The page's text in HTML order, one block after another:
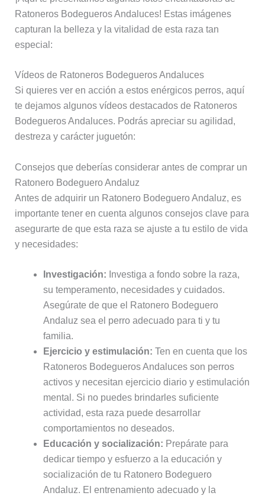
Ratoneros Bodegueros Andaluces! Estas imágenes
capturan la belleza y la vitalidad de esta raza tan
especial:
Vídeos de Ratoneros Bodegueros Andaluces
Si quieres ver en acción a estos enérgicos perros, aquí
te dejamos algunos vídeos destacados de Ratoneros
Bodegueros Andaluces. Podrás apreciar su agilidad,
destreza y carácter juguetón:
Consejos que deberías considerar antes de comprar un
Ratonero Bodeguero Andaluz
Antes de adquirir un Ratonero Bodeguero Andaluz, es
importante tener en cuenta algunos consejos clave para
asegurarte de que esta raza se ajuste a tu estilo de vida
y necesidades:
Investigación: Investiga a fondo sobre la raza,
su temperamento, necesidades y cuidados.
Asegúrate de que el Ratonero Bodeguero
Andaluz sea el perro adecuado para ti y tu
familia.
Ejercicio y estimulación: Ten en cuenta que los
Ratoneros Bodegueros Andaluces son perros
activos y necesitan ejercicio diario y estimulación
mental. Si no puedes brindarles suficiente
actividad, esta raza puede desarrollar
comportamientos no deseados.
Educación y socialización: Prepárate para
dedicar tiempo y esfuerzo a la educación y
socialización de tu Ratonero Bodeguero
Andaluz. El entrenamiento adecuado y la